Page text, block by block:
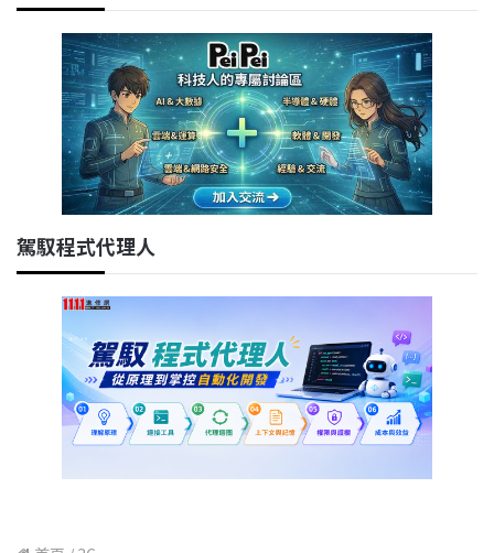
駕馭程式代理人